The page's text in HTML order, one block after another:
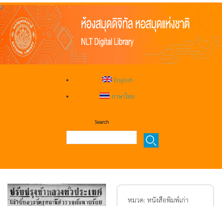
English
ภาษาไทย
Search
หมวด:หนังสือพิมพ์เก่า